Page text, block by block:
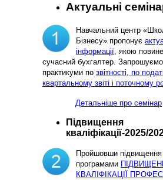
Актуальні
Навчальний центр
Бізнесу» пропонує
інформації, якою
сучасний бухгалтер.
практикуми по звітності, по
квартальному звіті і поточному
Детальніше про семінар
Підвищення
кваліфікації-2025/
Пройшовши підвищення
програмами
КВАЛІФІКАЦІЇ